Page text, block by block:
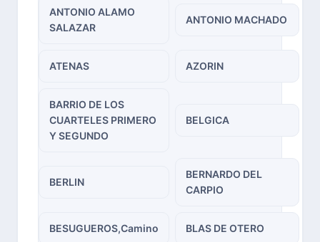
ANTONIO ALAMO
SALAZAR
ANTONIO MACHADO
ATENAS AZORIN
BARRIO DE LOS
CUARTELES PRIMERO
Y SEGUNDO
BELGICA
BERLIN
BERNARDO DEL
CARPIO
BESUGUEROS,Camino BLAS DE OTERO